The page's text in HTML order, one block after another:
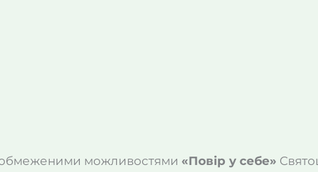
обмеженими можливостями «Повір у себе»